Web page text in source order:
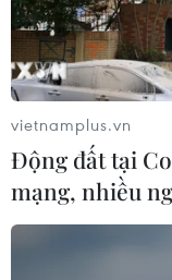
vietnamplus.vn
Động đất tại
mạng, nhiều